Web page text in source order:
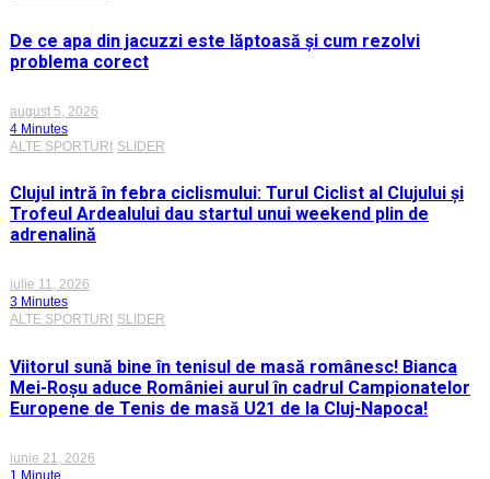
De ce apa din jacuzzi este lăptoasă și cum rezolvi
problema corect
august 5, 2026
4 Minutes
ALTE SPORTURI SLIDER
Clujul intră în febra ciclismului: Turul Ciclist al Clujului și
Trofeul Ardealului dau startul unui weekend plin de
adrenalină
iulie 11, 2026
3 Minutes
ALTE SPORTURI
SLIDER
Viitorul sună bine în tenisul de masă românesc! Bianca
Mei-Roșu aduce României aurul în cadrul Campionatelor
Europene de Tenis de masă U21 de la Cluj-Napoca!
iunie 21, 2026
1 Minute